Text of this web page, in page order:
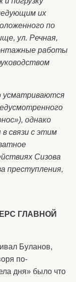
их
по
ул. Речная,
работы
усматриваются
однако
связи с этим
Сизова
преступления,
ГЛАВНОЙ
Буланов,
по-
дня» было что